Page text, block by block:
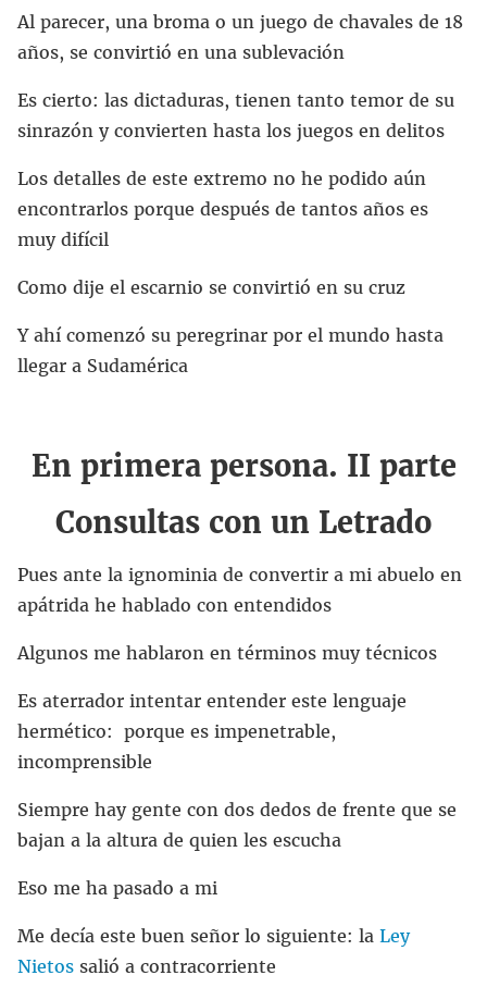
Al parecer, una broma o un juego de chavales de 18
años, se convirtió en una sublevación
Es cierto: las dictaduras, tienen tanto temor de su
sinrazón y convierten hasta los juegos en delitos
Los detalles de este extremo no he podido aún
encontrarlos porque después de tantos años es
muy difícil
Como dije el escarnio se convirtió en su cruz
Y ahí comenzó su peregrinar por el mundo hasta
llegar a Sudamérica
En primera persona. II parte
Consultas con un Letrado
Pues ante la ignominia de convertir a mi abuelo en
apátrida he hablado con entendidos
Algunos me hablaron en términos muy técnicos
Es aterrador intentar entender este lenguaje
hermético: porque es impenetrable,
incomprensible
Siempre hay gente con dos dedos de frente que se
bajan a la altura de quien les escucha
Eso me ha pasado a mi
Me decía este buen señor lo siguiente: la Ley
Nietos salió a contracorriente